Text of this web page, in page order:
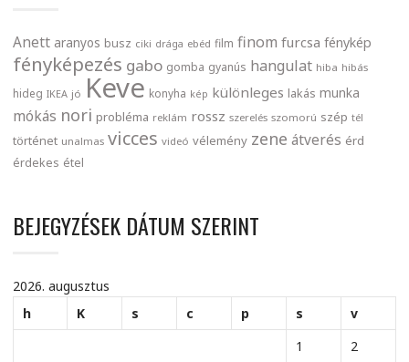
Anett aranyos busz ciki drága ebéd film finom furcsa fénykép
fényképezés gabo gomba gyanús hangulat hiba hibás
hideg IKEA jó Keve konyha kép különleges lakás munka
mókás nori probléma reklám rossz szerelés szomorú szép tél
történet unalmas vicces videó vélemény zene átverés érd
érdekes étel
BEJEGYZÉSEK DÁTUM SZERINT
2026. augusztus
h
K s c p s
v
1
2